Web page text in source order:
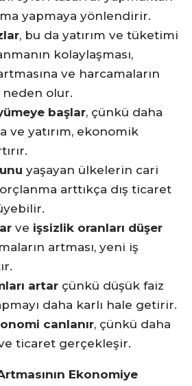
yapmaya yönlendirir.
, bu da yatırım ve tüketimi
kolaylaşması,
ve harcamaların
neden olur.
başlar, çünkü daha
ve yatırım, ekonomik
yaşayan ülkelerin cari
arttıkça dış ticaret
ve işsizlik oranları düşer
artması, yeni iş
artar çünkü düşük faiz
daha karlı hale getirir.
canlanır, çünkü daha
ticaret gerçekleşir.
Ekonomiye